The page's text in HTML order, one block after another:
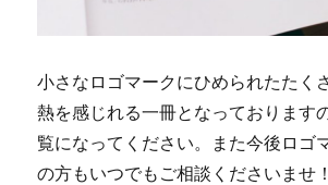
小さなロゴマークにひめられたたく
熱を感じれる一冊となっております
覧になってください。また今後ロゴ
の方もいつでもご相談くださいませ